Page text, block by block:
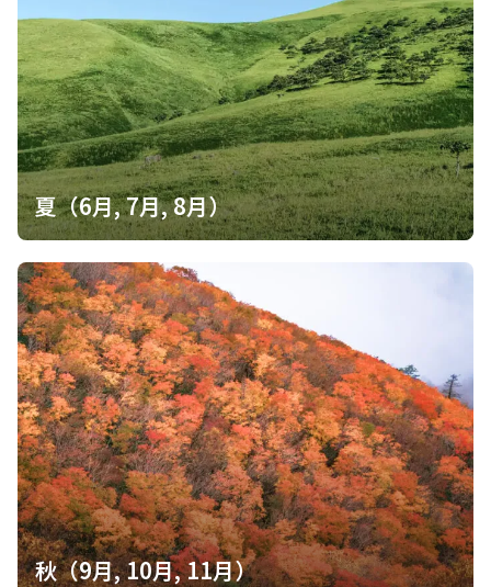
夏（6月, 7月, 8月）
秋（9月, 10月, 11月）